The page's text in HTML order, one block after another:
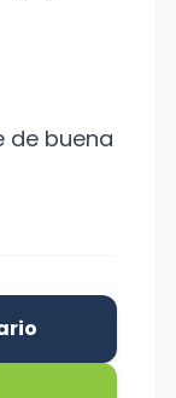
de buena